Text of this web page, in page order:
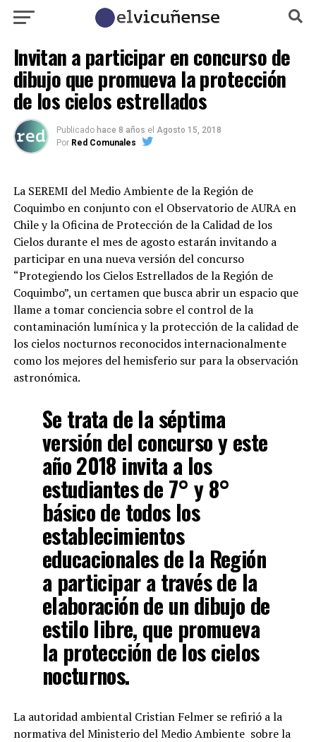
Invitan a participar en concurso de
dibujo que promueva la protección
de los cielos estrellados
Publicado hace 8 años el Agosto 15, 2018
Por Red Comunales
La SEREMI del Medio Ambiente de la Región de
Coquimbo en conjunto con el Observatorio de AURA en
Chile y la Oficina de Protección de la Calidad de los
Cielos durante el mes de agosto estarán invitando a
participar en una nueva versión del concurso
“Protegiendo los Cielos Estrellados de la Región de
Coquimbo”, un certamen que busca abrir un espacio que
llame a tomar conciencia sobre el control de la
contaminación lumínica y la protección de la calidad de
los cielos nocturnos reconocidos internacionalmente
como los mejores del hemisferio sur para la observación
astronómica.
Se trata de la séptima
versión del concurso y este
año 2018 invita a los
estudiantes de 7° y 8°
básico de todos los
establecimientos
educacionales de la Región
a participar a través de la
elaboración de un dibujo de
estilo libre, que promueva
la protección de los cielos
nocturnos.
La autoridad ambiental Cristian Felmer se refirió a la
normativa del Ministerio del Medio Ambiente sobre la